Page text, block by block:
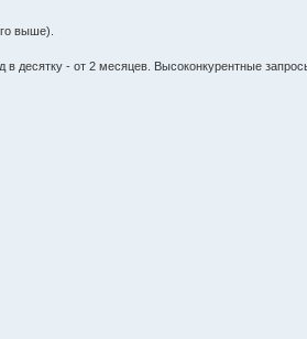
выше).
десятку - от 2 месяцев. Высоконкурентные